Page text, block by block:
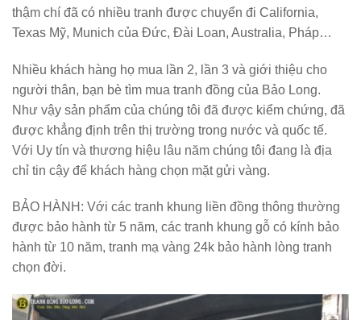
thậm chí đã có nhiều tranh được chuyển đi California,
Texas Mỹ, Munich của Đức, Đài Loan, Australia, Pháp…
Nhiều khách hàng họ mua lần 2, lần 3 và giới thiệu cho
người thân, bạn bè tìm mua tranh đồng của Bảo Long.
Như vậy sản phẩm của chúng tôi đã được kiểm chứng, đã
được khẳng định trên thị trường trong nước và quốc tế.
Với Uy tín và thương hiệu lâu năm chúng tôi đang là địa
chỉ tin cậy để khách hàng chọn mặt gửi vàng.
BẢO HÀNH: Với các tranh khung liền đồng thông thường
được bảo hành từ 5 năm, các tranh khung gỗ có kính bảo
hành từ 10 năm, tranh mạ vàng 24k bảo hành lòng tranh
chọn đời.